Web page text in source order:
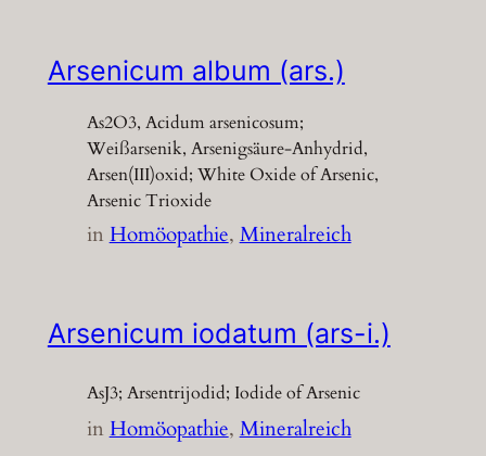
Arsenicum album (ars.)
As2O3, Acidum arsenicosum;
Weißarsenik, Arsenigsäure-Anhydrid,
Arsen(III)oxid; White Oxide of Arsenic,
Arsenic Trioxide
inHomöopathie, Mineralreich
Arsenicum iodatum (ars-i.)
AsJ3; Arsentrijodid; Iodide of Arsenic
inHomöopathie, Mineralreich